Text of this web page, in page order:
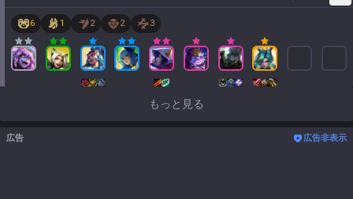
6 1 2 2 3
もっと見る
広告 広告非表示